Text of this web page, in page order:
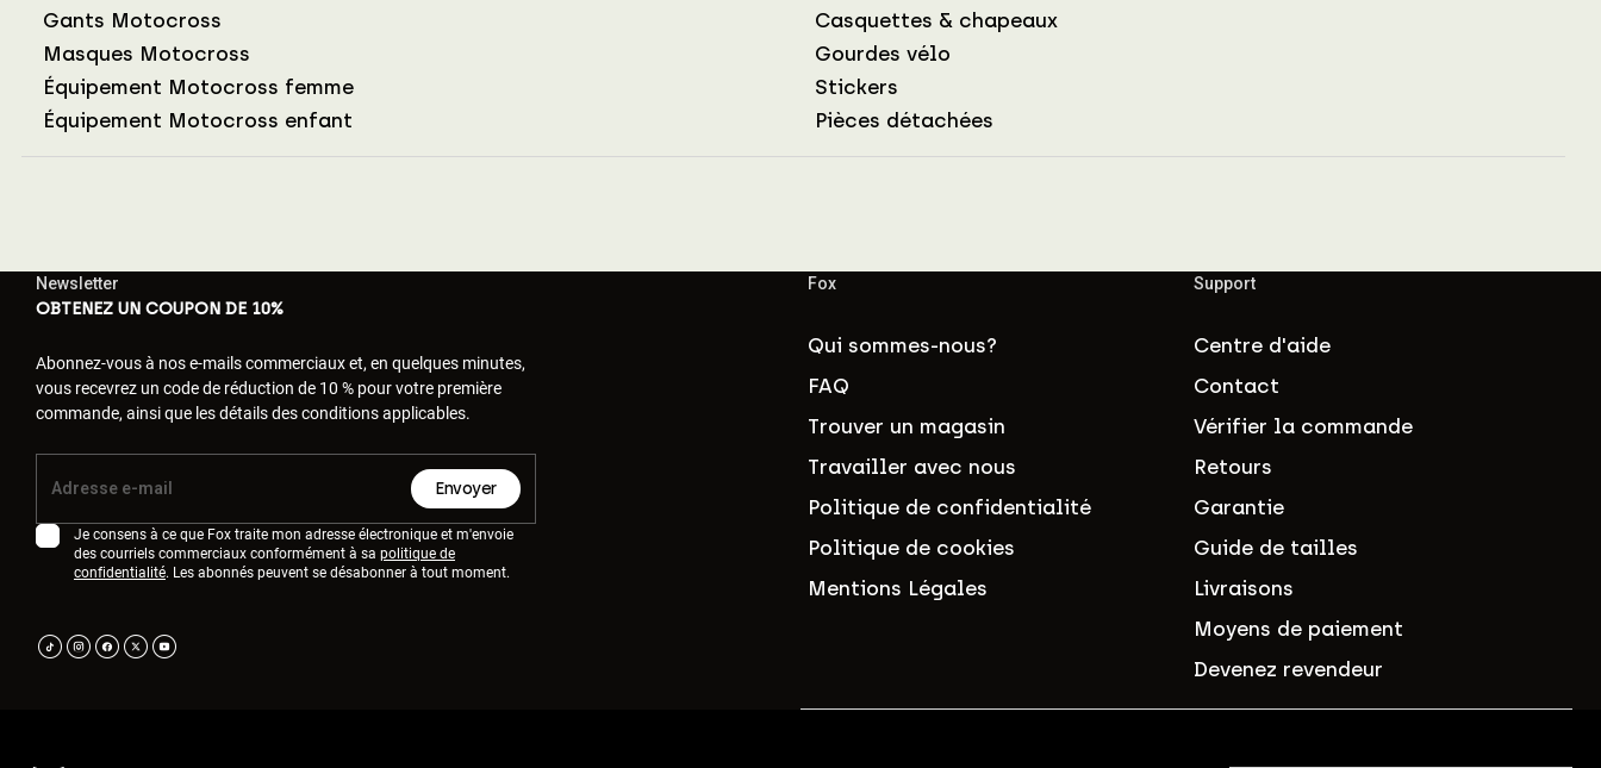
Gants Motocross
Masques Motocross
Équipement Motocross femme
Équipement Motocross enfant
Casquettes & chapeaux
Gourdes vélo
Stickers
Pièces détachées
Newsletter
OBTENEZ UN COUPON DE 10%
Abonnez-vous à nos e-mails commerciaux et, en quelques minutes,
vous recevrez un code de réduction de 10 % pour votre première
commande, ainsi que les détails des conditions applicables.
Envoyer
Je consens à ce que Fox traite mon adresse électronique et m'envoie
des courriels commerciaux conformément à sa politique de
confidentialité. Les abonnés peuvent se désabonner à tout moment.
Fox
Qui sommes-nous?
FAQ
Trouver un magasin
Travailler avec nous
Politique de confidentialité
Politique de cookies
Mentions Légales
Support
Centre d'aide
Contact
Vérifier la commande
Retours
Garantie
Guide de tailles
Livraisons
Moyens de paiement
Devenez revendeur